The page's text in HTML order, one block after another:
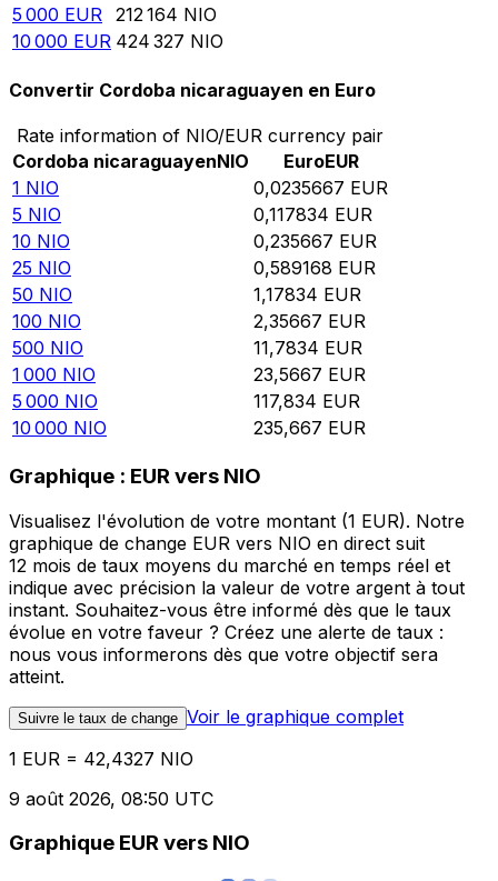
5 000 EUR 212 164 NIO
10 000 EUR 424 327 NIO
Convertir Cordoba nicaraguayen en Euro
Rate information of NIO/EUR currency pair
Cordoba nicaraguayenNIO EuroEUR
1 NIO 0,0235667 EUR
5 NIO 0,117834 EUR
10 NIO 0,235667 EUR
25 NIO 0,589168 EUR
50 NIO 1,17834 EUR
100 NIO 2,35667 EUR
500 NIO 11,7834 EUR
1 000 NIO 23,5667 EUR
5 000 NIO 117,834 EUR
10 000 NIO 235,667 EUR
Graphique : EUR vers NIO
Visualisez l'évolution de votre montant (1 EUR). Notre
graphique de change EUR vers NIO en direct suit
12 mois de taux moyens du marché en temps réel et
indique avec précision la valeur de votre argent à tout
instant. Souhaitez-vous être informé dès que le taux
évolue en votre faveur ? Créez une alerte de taux :
nous vous informerons dès que votre objectif sera
atteint.
Suivre le taux de change Voir le graphique complet
1 EUR = 42,4327 NIO
9 août 2026, 08:50 UTC
Graphique EUR vers NIO